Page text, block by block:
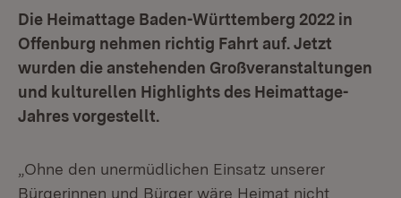
Die Heimattage Baden-Württemberg 2022 in
Offenburg nehmen richtig Fahrt auf. Jetzt
wurden die anstehenden Großveranstaltungen
und kulturellen Highlights des Heimattage-
Jahres vorgestellt.
„Ohne den unermüdlichen Einsatz unserer
Bürgerinnen und Bürger wäre Heimat nicht